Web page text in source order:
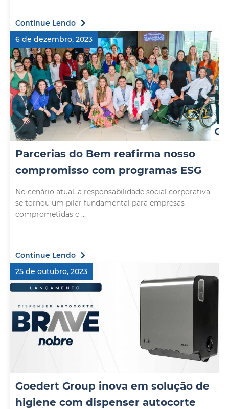
Continue Lendo
6 de dezembro, 2023
Parcerias do Bem reafirma nosso
compromisso com programas ESG
No cenário atual, a responsabilidade social corporativa
se tornou um pilar fundamental para empresas
comprometidas c ...
Continue Lendo
25 de outubro, 2023
Goedert Group inova em solução de
higiene com dispenser autocorte